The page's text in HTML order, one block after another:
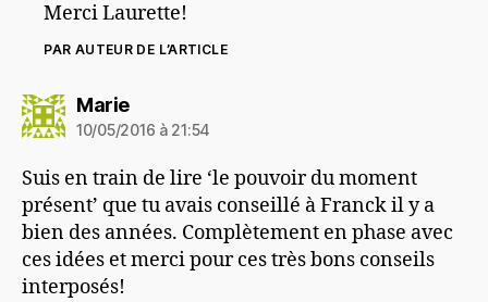
Merci Laurette!
PAR AUTEUR DE L’ARTICLE
Mariedit :
10/05/2016 à 21:54
Suis en train de lire ‘le pouvoir du moment
présent’ que tu avais conseillé à Franck il y a
bien des années. Complètement en phase avec
ces idées et merci pour ces très bons conseils
interposés!